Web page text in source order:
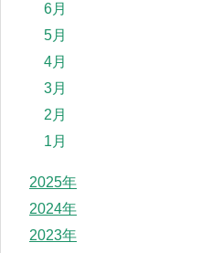
6月
5月
4月
3月
2月
1月
2025年
2024年
2023年